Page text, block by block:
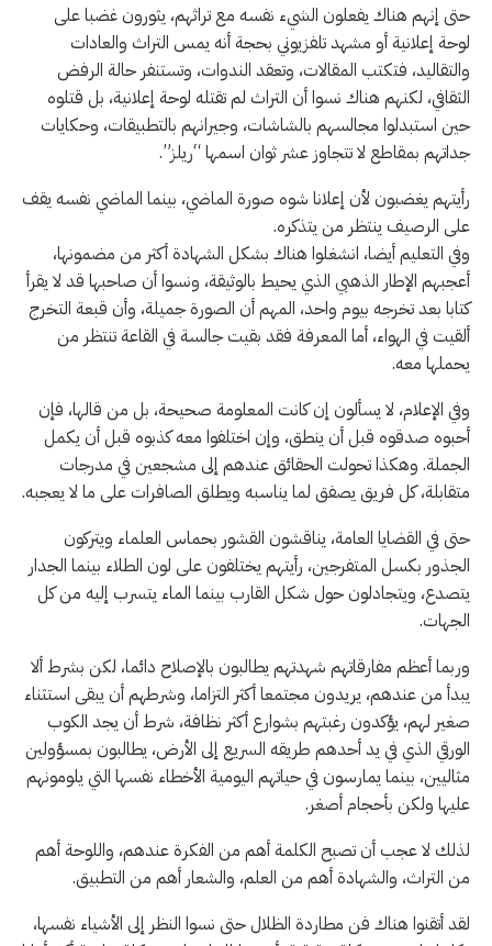
حتى إنهم هناك يفعلون الشيء نفسه مع تراثهم، يثورون غضبا على
لوحة إعلانية أو مشهد تلفزيوني بحجة أنه يمس التراث والعادات
والتقاليد، فتكتب المقالات، وتعقد الندوات، وتستنفر حالة الرفض
الثقافي، لكنهم هناك نسوا أن التراث لم تقتله لوحة إعلانية، بل قتلوه
حين استبدلوا مجالسهم بالشاشات، وجيرانهم بالتطبيقات، وحكايات
جداتهم بمقاطع لا تتجاوز عشر ثوان اسمها “ريلز”.
رأيتهم يغضبون لأن إعلانا شوه صورة الماضي، بينما الماضي نفسه يقف
على الرصيف ينتظر من يتذكره.
وفي التعليم أيضا، انشغلوا هناك بشكل الشهادة أكثر من مضمونها،
أعجبهم الإطار الذهبي الذي يحيط بالوثيقة، ونسوا أن صاحبها قد لا يقرأ
كتابا بعد تخرجه بيوم واحد، المهم أن الصورة جميلة، وأن قبعة التخرج
ألقيت في الهواء، أما المعرفة فقد بقيت جالسة في القاعة تنتظر من
يحملها معه.
وفي الإعلام، لا يسألون إن كانت المعلومة صحيحة، بل من قالها، فإن
أحبوه صدقوه قبل أن ينطق، وإن اختلفوا معه كذبوه قبل أن يكمل
الجملة. وهكذا تحولت الحقائق عندهم إلى مشجعين في مدرجات
متقابلة، كل فريق يصفق لما يناسبه ويطلق الصافرات على ما لا يعجبه.
حتى في القضايا العامة، يناقشون القشور بحماس العلماء ويتركون
الجذور بكسل المتفرجين، رأيتهم يختلفون على لون الطلاء بينما الجدار
يتصدع، ويتجادلون حول شكل القارب بينما الماء يتسرب إليه من كل
الجهات.
وربما أعظم مفارقاتهم شهدتهم يطالبون بالإصلاح دائما، لكن بشرط ألا
يبدأ من عندهم، يريدون مجتمعا أكثر التزاما، وشرطهم أن يبقى استثناء
صغير لهم، يؤكدون رغبتهم بشوارع أكثر نظافة، شرط أن يجد الكوب
الورقي الذي في يد أحدهم طريقه السريع إلى الأرض، يطالبون بمسؤولين
مثاليين، بينما يمارسون في حياتهم اليومية الأخطاء نفسها التي يلومونهم
عليها ولكن بأحجام أصغر.
لذلك لا عجب أن تصبح الكلمة أهم من الفكرة عندهم، واللوحة أهم
من التراث، والشهادة أهم من العلم، والشعار أهم من التطبيق.
لقد أتقنوا هناك فن مطاردة الظلال حتى نسوا النظر إلى الأشياء نفسها،